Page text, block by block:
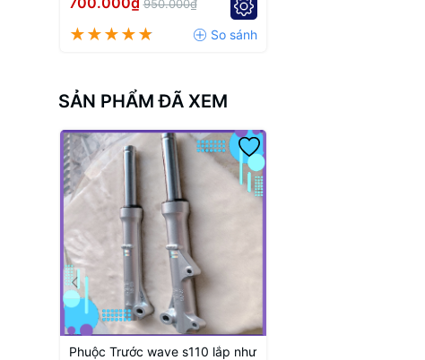
950.000₫
SẢN PHẨM ĐÃ XEM
Phuộc Trước wave s110 lắp như